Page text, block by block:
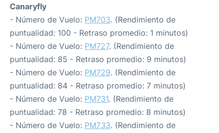
Canaryfly
- Número de Vuelo: PM703. (Rendimiento de
puntualidad: 100 - Retraso promedio: 1 minutos)
- Número de Vuelo: PM727. (Rendimiento de
puntualidad: 85 - Retraso promedio: 9 minutos)
- Número de Vuelo: PM729. (Rendimiento de
puntualidad: 84 - Retraso promedio: 7 minutos)
- Número de Vuelo: PM731. (Rendimiento de
puntualidad: 78 - Retraso promedio: 8 minutos)
- Número de Vuelo: PM733. (Rendimiento de